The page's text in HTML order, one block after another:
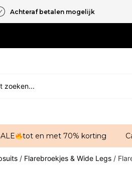
Achteraf betalen mogelijk
tot en met 70% korting
/ Flarebroekjes & Wide Legs/